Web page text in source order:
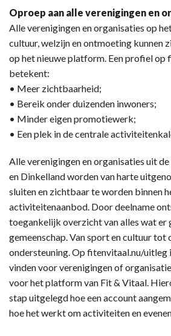
Oproep aan alle verenigingen en
Alle verenigingen en organisaties op
cultuur, welzijn en ontmoeting kunnen
op het nieuwe platform. Een profiel op
betekent:
• Meer zichtbaarheid;
• Bereik onder duizenden inwoners;
• Minder eigen promotiewerk;
• Een plek in de centrale
Alle verenigingen en organisaties uit
en Dinkelland worden van harte
sluiten en zichtbaar te worden binnen
activiteitenaanbod. Door deelname
toegankelijk overzicht van alles wat er
gemeenschap. Van sport en cultuur tot
ondersteuning. Op fitenvitaal.nu/uitleg
vinden voor verenigingen of
voor het platform van Fit & Vitaal.
stap uitgelegd hoe een account
hoe het werkt om activiteiten en